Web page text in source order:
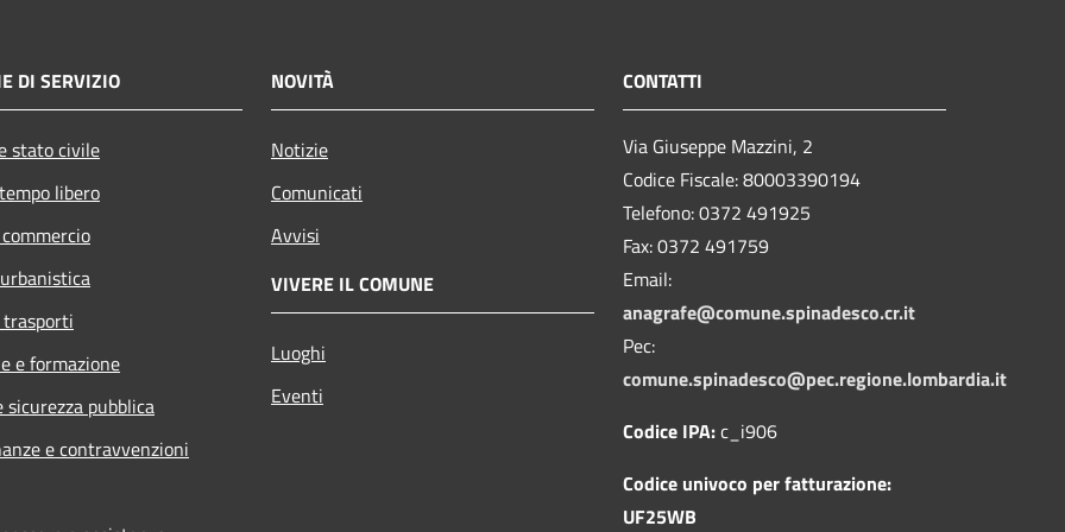
DI SERVIZIO
stato civile
libero
e formazione
sicurezza pubblica
e contravvenzioni
NOVITÀ
Notizie
Comunicati
Avvisi
VIVERE IL COMUNE
Luoghi
Eventi
CONTATTI
Via Giuseppe Mazzini, 2
Codice Fiscale: 80003390194
Telefono:0372 491925
Fax:0372 491759
Email:
anagrafe@comune.spinadesco.cr.it
Pec:
comune.spinadesco@pec.regione.lombardia.it
Codice IPA:c_i906
Codice univoco per fatturazione:
UF25WB